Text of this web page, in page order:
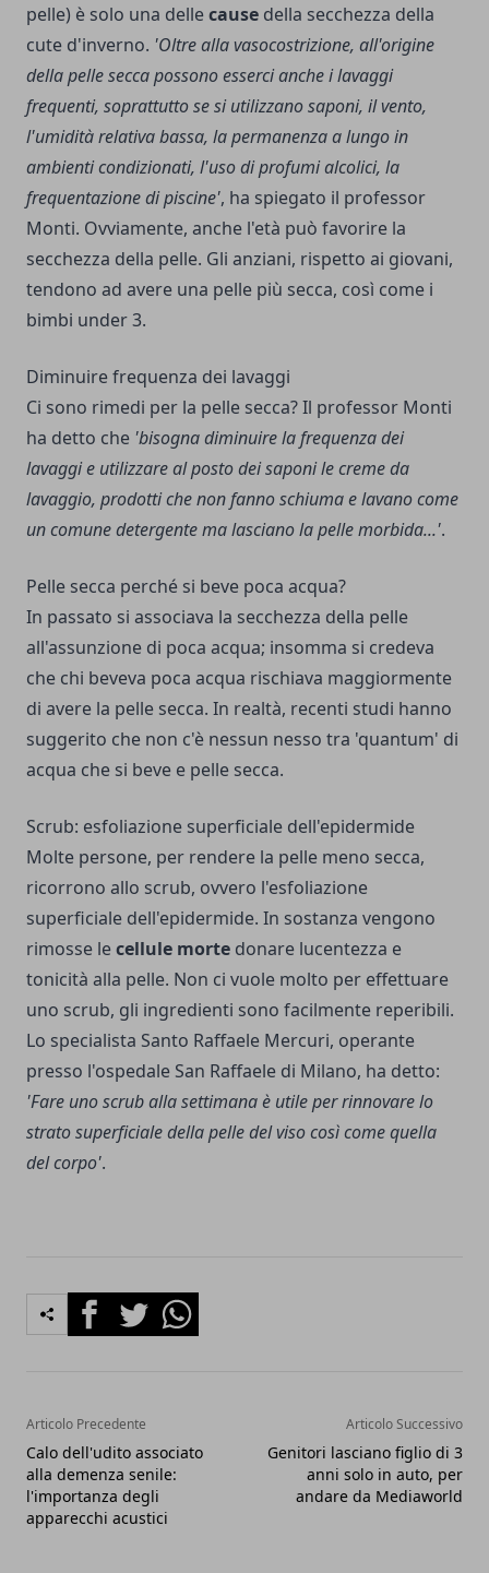
pelle) è solo una dellecause della secchezza della
cute d'inverno. 'Oltre alla vasocostrizione, all'origine
della pelle secca possono esserci anche i lavaggi
frequenti, soprattutto se si utilizzano saponi, il vento,
l'umidità relativa bassa, la permanenza a lungo in
ambienti condizionati, l'uso di profumi alcolici, la
frequentazione di piscine', ha spiegato il professor
Monti. Ovviamente, anche l'età può favorire la
secchezza della pelle. Gli anziani, rispetto ai giovani,
tendono ad avere una pelle più secca, così come i
bimbi under 3.
Diminuire frequenza dei lavaggi
Ci sono rimedi per la pelle secca? Il professor Monti
ha detto che 'bisogna diminuire la frequenza dei
lavaggi e utilizzare al posto dei saponi le creme da
lavaggio, prodotti che non fanno schiuma e lavano come
un comune detergente ma lasciano la pelle morbida...'.
Pelle secca perché si beve poca acqua?
In passato si associava la secchezza della pelle
all'assunzione di poca acqua; insomma si credeva
che chi beveva poca acqua rischiava maggiormente
di avere la pelle secca. In realtà, recenti studi hanno
suggerito che non c'è nessun nesso tra 'quantum' di
acqua che si beve e pelle secca.
Scrub: esfoliazione superficiale dell'epidermide
Molte persone, per rendere la pelle meno secca,
ricorrono allo scrub, ovvero l'esfoliazione
superficiale dell'epidermide. In sostanza vengono
rimosse lecellule morte donare lucentezza e
tonicità alla pelle. Non ci vuole molto per effettuare
uno scrub, gli ingredienti sono facilmente reperibili.
Lo specialista Santo Raffaele Mercuri, operante
presso l'ospedale San Raffaele di Milano, ha detto:
'Fare uno scrub alla settimana è utile per rinnovare lo
strato superficiale della pelle del viso così come quella
del corpo'.
FacebookTwitterWhatsapp
Articolo Precedente
Calo dell'udito associato
alla demenza senile:
l'importanza degli
apparecchi acustici
Articolo Successivo
Genitori lasciano figlio di 3
anni solo in auto, per
andare da Mediaworld